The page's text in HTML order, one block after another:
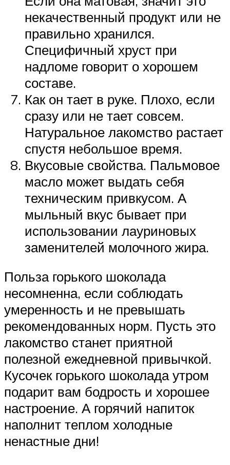
некачественный продукт или не
правильно хранился.
Специфичный хруст при
надломе говорит о хорошем
составе.
Как он тает в руке. Плохо, если
сразу или не тает совсем.
Натуральное лакомство растает
спустя небольшое время.
Вкусовые свойства. Пальмовое
масло может выдать себя
техническим привкусом. А
мыльный вкус бывает при
использовании лауриновых
заменителей молочного жира.
Польза горького шоколада
несомненна, если соблюдать
умеренность и не превышать
рекомендованных норм. Пусть это
лакомство станет приятной
полезной ежедневной привычкой.
Кусочек горького шоколада утром
подарит вам бодрость и хорошее
настроение. А горячий напиток
наполнит теплом холодные
ненастные дни!